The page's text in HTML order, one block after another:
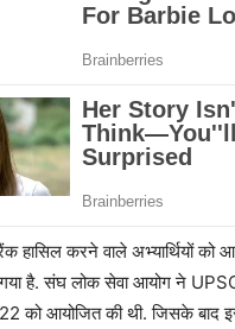
हासिल करने वाले अभ्यार्थियों को
है. संघ लोक सेवा आयोग ने
को आयोजित की थी. जिसके बाद